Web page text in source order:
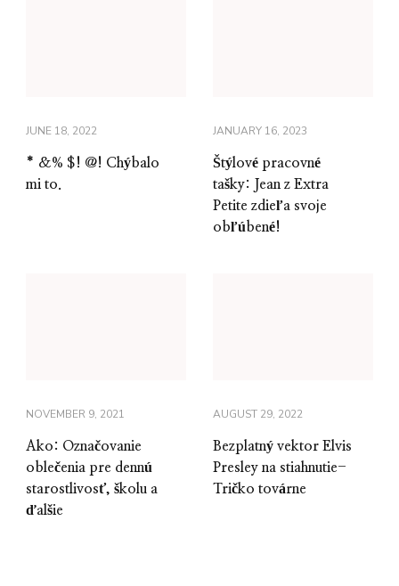
JUNE 18, 2022
* &% $! @! Chýbalo
mi to.
JANUARY 16, 2023
Štýlové pracovné
tašky: Jean z Extra
Petite zdieľa svoje
obľúbené!
NOVEMBER 9, 2021
Ako: Označovanie
oblečenia pre dennú
starostlivosť, školu a
ďalšie
AUGUST 29, 2022
Bezplatný vektor Elvis
Presley na stiahnutie-
Tričko továrne